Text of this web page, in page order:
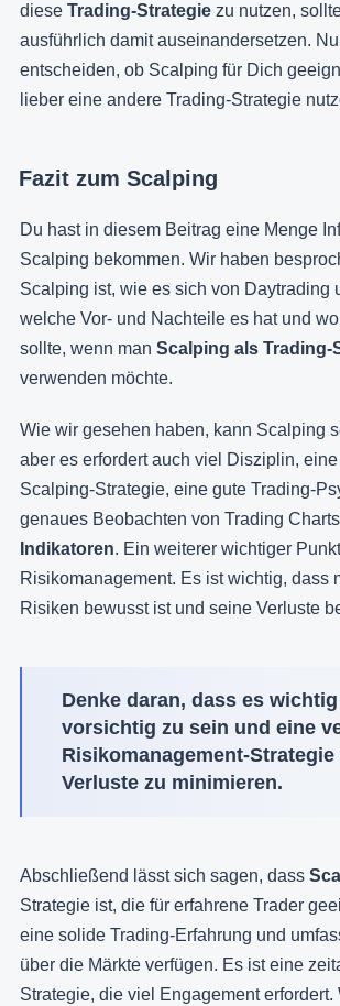
diese Trading-Strategie zu nutzen,
ausführlich damit auseinandersetzen.
entscheiden, ob Scalping für Dich
lieber eine andere Trading-Strategie
Fazit zum Scalping
Du hast in diesem Beitrag eine Menge
Scalping bekommen. Wir haben
Scalping ist, wie es sich von Daytrading
welche Vor- und Nachteile es hat und
sollte, wenn man Scalping als Trading-
verwenden möchte.
Wie wir gesehen haben, kann Scalping
aber es erfordert auch viel Disziplin,
Scalping-Strategie, eine gute Trading-
genaues Beobachten von Trading
Indikatoren. Ein weiterer wichtiger
Risikomanagement. Es ist wichtig, dass
Risiken bewusst ist und seine Verluste
Denke daran, dass es
vorsichtig zu sein und eine
Risikomanagement-Strategie
Verluste zu minimieren.
Abschließend lässt sich sagen, dass
Strategie ist, die für erfahrene Trader
eine solide Trading-Erfahrung und
über die Märkte verfügen. Es ist eine
Strategie, die viel Engagement erfordert.